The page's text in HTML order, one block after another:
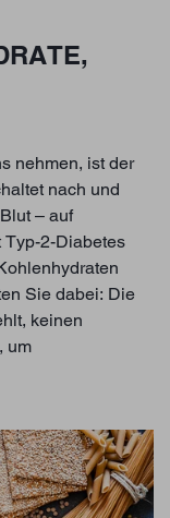
nehmen, ist der
nach und
– auf
Typ-2-Diabetes
Sie dabei: Die
keinen
um